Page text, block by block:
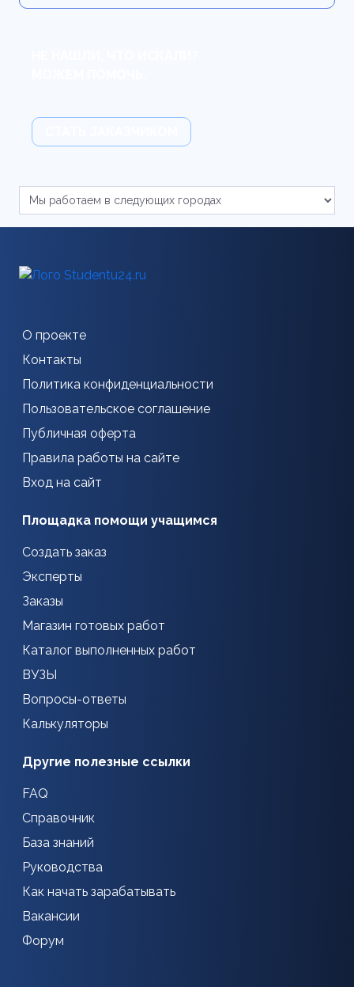
О проекте
Контакты
Политика конфиденциальности
Пользовательское соглашение
Публичная оферта
Правила работы на сайте
Вход на сайт
Площадка помощи учащимся
Создать заказ
Эксперты
Заказы
Магазин готовых работ
Каталог выполненных работ
ВУЗЫ
Вопросы-ответы
Калькуляторы
Другие полезные ссылки
FAQ
Справочник
База знаний
Руководства
Как начать зарабатывать
Вакансии
Форум